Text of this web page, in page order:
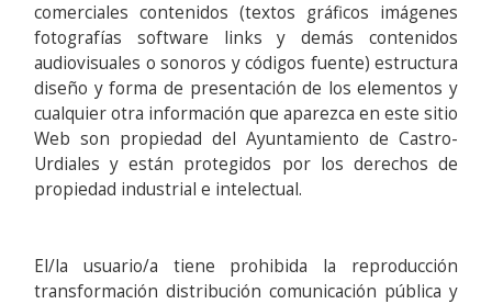
comerciales contenidos (textos gráficos imágenes
fotografías software links y demás contenidos
audiovisuales o sonoros y códigos fuente) estructura
diseño y forma de presentación de los elementos y
cualquier otra información que aparezca en este sitio
Web son propiedad del Ayuntamiento de Castro-
Urdiales y están protegidos por los derechos de
propiedad industrial e intelectual.
El/la usuario/a tiene prohibida la reproducción
transformación distribución comunicación pública y